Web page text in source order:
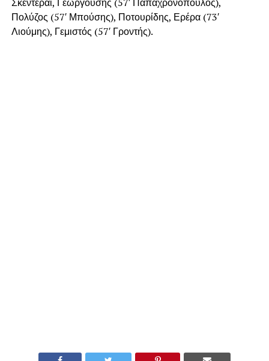
Σκεντεράι, Γεωργούσης (57′ Παπαχρονόπουλος),
Πολύζος (57′ Μπούσης), Ποτουρίδης, Ερέρα (73′
Λιούμης), Γεμιστός (57′ Γροντής).